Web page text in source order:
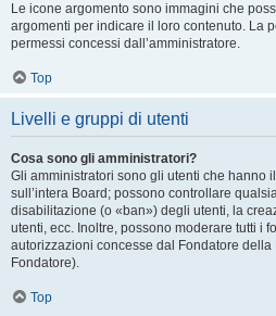
Le icone argomento sono immagini che
argomenti per indicare il loro contenuto. La
permessi concessi dall’amministratore.
Top
Livelli e gruppi di utenti
Cosa sono gli amministratori?
Gli amministratori sono gli utenti che hanno
sull’intera Board; possono controllare
disabilitazione (o «ban») degli utenti, la
utenti, ecc. Inoltre, possono moderare tutti i
autorizzazioni concesse dal Fondatore della
Fondatore).
Top